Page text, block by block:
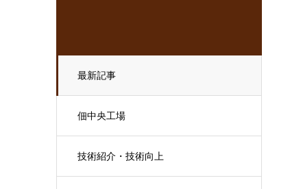
最新記事
佃中央工場
技術紹介・技術向上